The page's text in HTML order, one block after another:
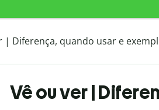
| Diferença, quando usar e
Vê ou ver |